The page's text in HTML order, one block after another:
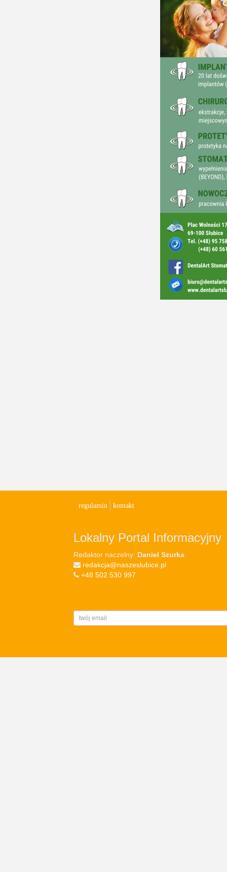
regulamin kontakt
Lokalny Portal Informacyjny
Redaktor naczelny: Daniel Szurka
redakcja@naszeslubice.pl
+48 502 530 997